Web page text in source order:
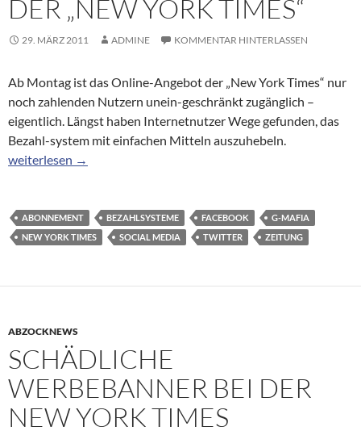
DER „NEW YORK TIMES“
29. MÄRZ 2011 ADMINE KOMMENTAR HINTERLASSEN
Ab Montag ist das Online-Angebot der „New York Times“ nur
noch zahlenden Nutzern unein-geschränkt zugänglich –
eigentlich. Längst haben Internetnutzer Wege gefunden, das
Bezahl-system mit einfachen Mitteln auszuhebeln.
Online-Zeitung: Das löchrige Digital-Abo der „New York Times“
weiterlesen →
ABONNEMENT BEZAHLSYSTEME FACEBOOK
G-MAFIA
NEW YORK TIMES
SOCIAL MEDIA TWITTER ZEITUNG
ABZOCKNEWS
SCHÄDLICHE
WERBEBANNER BEI DER
NEW YORK TIMES